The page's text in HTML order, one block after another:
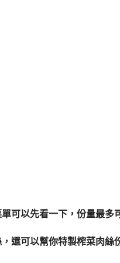
可以先看一下，份量最多
還可以幫你特製榨菜肉